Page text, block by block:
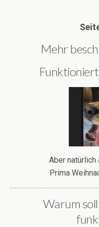
Mehr
Aber natürlich
Prima
Warum